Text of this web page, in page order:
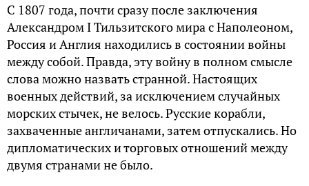
С 1807 года, почти сразу после заключения
Александром I Тильзитского мира с Наполеоном,
Россия и Англия находились в состоянии войны
между собой. Правда, эту войну в полном смысле
слова можно назвать странной. Настоящих
военных действий, за исключением случайных
морских стычек, не велось. Русские корабли,
захваченные англичанами, затем отпускались. Но
дипломатических и торговых отношений между
двумя странами не было.